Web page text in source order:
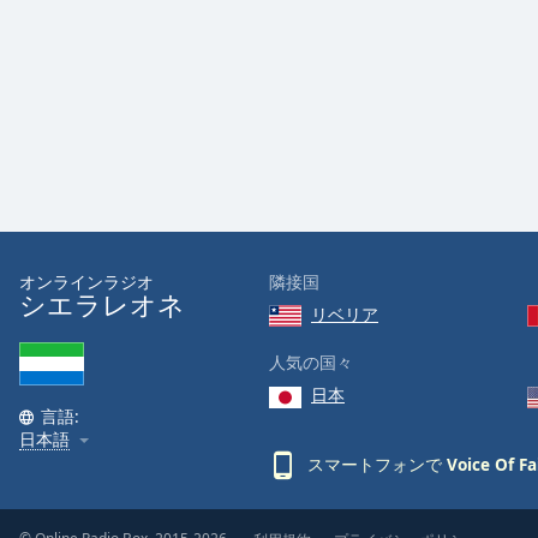
window.
Beginning
dialog
window.
Escape
will
and
オンラインラジオ
シエラレオネ
言語:
日本語
隣接国
リベリア
人気の国々
日本
スマートフォンで Voice Of